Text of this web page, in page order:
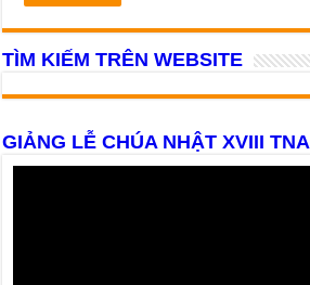
TÌM KIẾM TRÊN WEBSITE
GIẢNG LỄ CHÚA NHẬT XVIII TNA